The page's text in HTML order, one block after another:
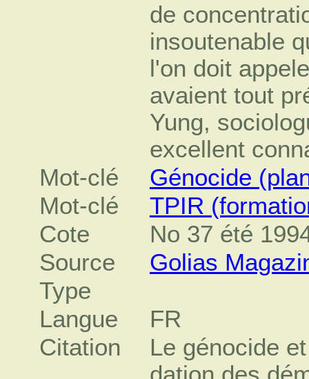
de
insoutenable
l'on doit
avaient tout
Yung,
excellent
Mot-clé
Génocide
Mot-clé
TPIR
Cote
No 37 été
Source
Golias
Type
Langue
FR
Citation
Le génocide